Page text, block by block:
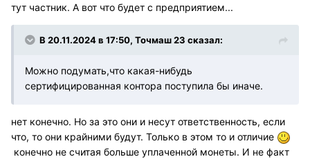
тут частник. А вот что будет с предприятием...
В 20.11.2024 в 17:50, Точмаш 23 сказал:
Можно подумать,что какая-нибудь
сертифицированная контора поступила бы иначе.
нет конечно. Но за это они и несут ответственность, если
что, то они крайними будут. Только в этом то и отличие
конечно не считая больше уплаченной монеты. И не факт